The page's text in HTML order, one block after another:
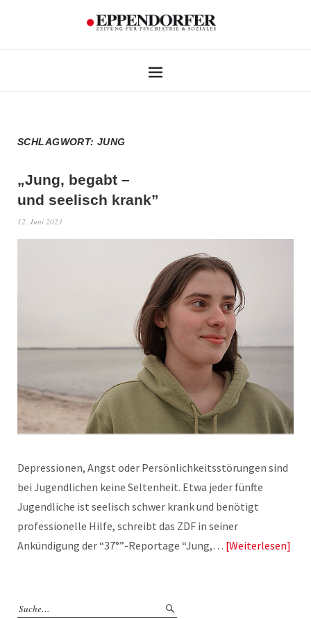
SCHLAGWORT:JUNG
„Jung, begabt –
und seelisch krank”
12. Juni 2023
Depressionen, Angst oder Persönlichkeitsstörungen sind
bei Jugendlichen keine Seltenheit. Etwa jeder fünfte
Jugendliche ist seelisch schwer krank und benötigt
professionelle Hilfe, schreibt das ZDF in seiner
Ankündigung der “37°”-Reportage “Jung,… Weiterlesen